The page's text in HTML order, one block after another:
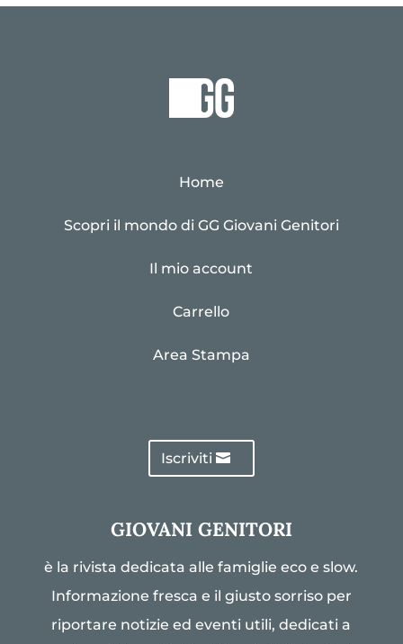
Home
Scopri il mondo di GG Giovani Genitori
Il mio account
Carrello
Area Stampa
Iscriviti
GIOVANI GENITORI
è la rivista dedicata alle famiglie eco e slow.
Informazione fresca e il giusto sorriso per
riportare notizie ed eventi utili, dedicati a